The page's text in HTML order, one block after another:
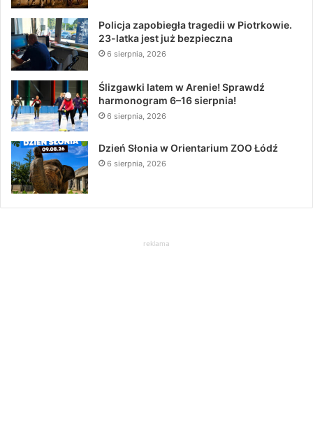
Policja zapobiegła tragedii w Piotrkowie.
23-latka jest już bezpieczna
6 sierpnia, 2026
Ślizgawki latem w Arenie! Sprawdź
harmonogram 6–16 sierpnia!
6 sierpnia, 2026
Dzień Słonia w Orientarium ZOO Łódź
6 sierpnia, 2026
reklama